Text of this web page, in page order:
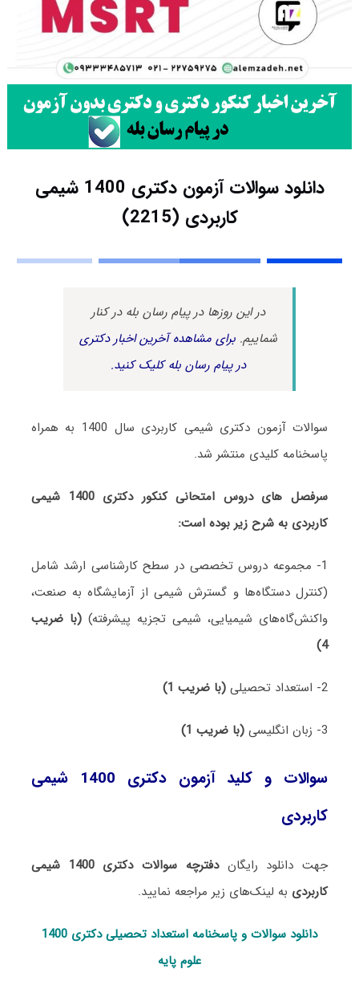
دانلود سوالات آزمون دکتری 1400 شیمی
کاربردی (2215)
در این روزها در پیام رسان بله در کنار
شماییم.برای مشاهده آخرین اخبار دکتری
در پیام رسان بله کلیک کنید.
سوالات آزمون دکتری شیمی کاربردی سال 1400 به همراه
پاسخنامه کلیدی منتشر شد.
سرفصل های دروس امتحانی کنکور دکتری 1400 شیمی
کاربردی به شرح زیر بوده است:
1- مجموعه دروس تخصصی در سطح کارشناسی ارشد شامل
(کنترل دستگاه‌ها و گسترش شیمی از آزمایشگاه به صنعت،
واکنش‌گاه‌های شیمیایی، شیمی تجزیه پیشرفته) (با ضریب
4)
2- استعداد تحصیلی (با ضریب 1)
3- زبان انگلیسی (با ضریب 1)
سوالات و کلید آزمون دکتری 1400 شیمی
کاربردی
جهت دانلود رایگان
دفترچه سوالات دکتری 1400 شیمی
کاربردی به لینک‌های زیر مراجعه نمایید.
دانلود سوالات و پاسخنامه استعداد تحصیلی دکتری 1400
علوم پایه